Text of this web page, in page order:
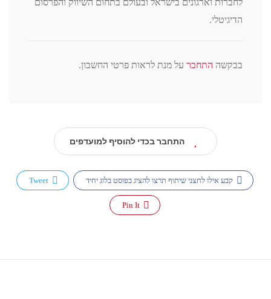
הדיגיטלי.
בבקשה התחבר על מנת לראות פרטי החשבון.
התחבר בכדי להוסיף למועדפים
קבע אילו לחצני שיתוף תרצו להציג בפוסט בלוג יחיד Tweet
Pin It